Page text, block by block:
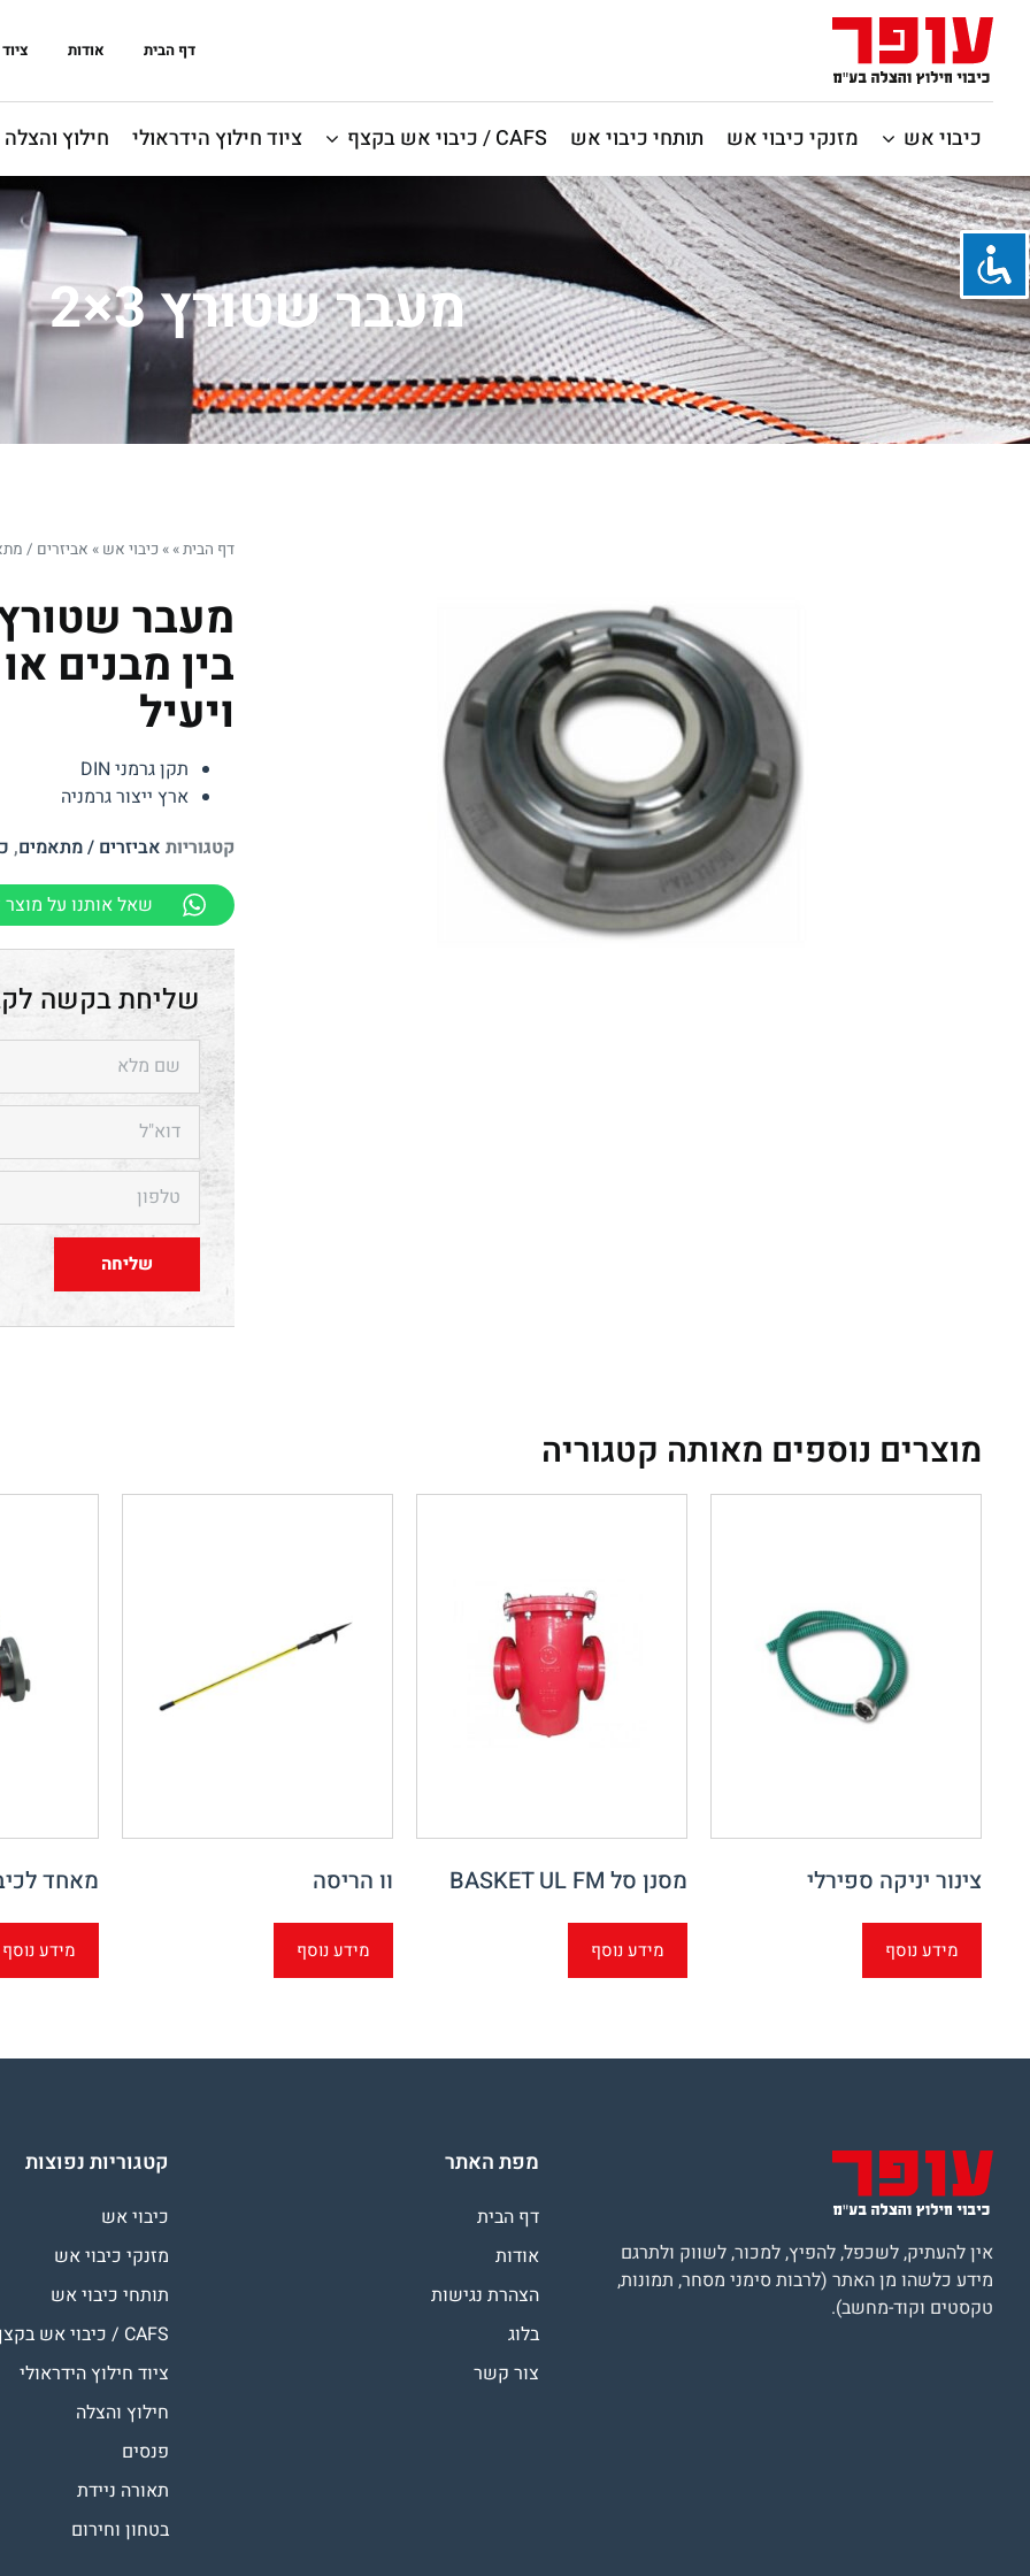
דף הבית אודות
כיבוי אש מזנקי כיבוי אש תותחי כיבוי אש CAFS / כיבוי אש בקצף ציוד חילוץ הידראולי חילוץ והצלה
מעבר שטורץ 3×2
דף הבית»
» כיבוי אש » אביזרים /
בין מבנים
ויעיל
תקן גרמני DIN
ארץ ייצור גרמניה
קטגוריות אביזרים / מתאמים,
שאל אותנו על מוצר
שליחה
מוצרים נוספים מאותה קטגוריה
צינור יניקה ספירלי
מידע נוסף
מסנן סל BASKET UL FM
מידע נוסף
וו הריסה
מידע נוסף
מאחד
מידע נוסף
אין להעתיק, לשכפל, להפיץ, למכור, לשווק ולתרגם
מידע כלשהו מן האתר (לרבות סימני מסחר, תמונות,
טקסטים וקוד-מחשב).
מפת האתר
דף הבית
אודות
הצהרת נגישות
בלוג
צור קשר
קטגוריות נפוצות
כיבוי אש
מזנקי כיבוי אש
תותחי כיבוי אש
CAFS / כיבוי אש בקצף
ציוד חילוץ הידראולי
חילוץ והצלה
פנסים
תאורה ניידת
בטחון וחירום